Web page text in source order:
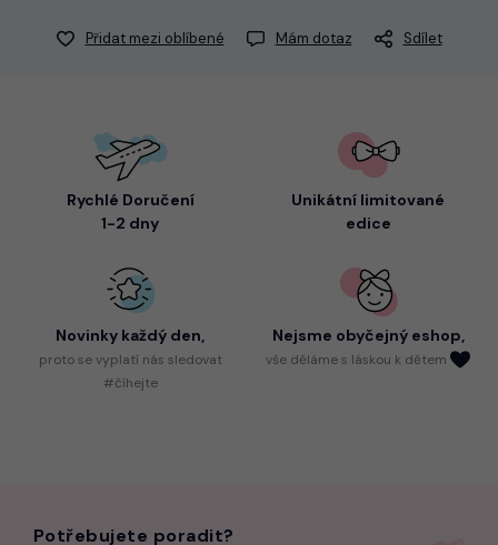
Přidat mezi oblíbené Mám dotaz Sdílet
Rychlé Doručení
1-2 dny
Unikátní limitované
edice
Novinky každý den,
protose vyplatí nás sledovat
#číhejte
Nejsme obyčejný eshop,
vše děláme s láskou k dětem
Potřebujete poradit?